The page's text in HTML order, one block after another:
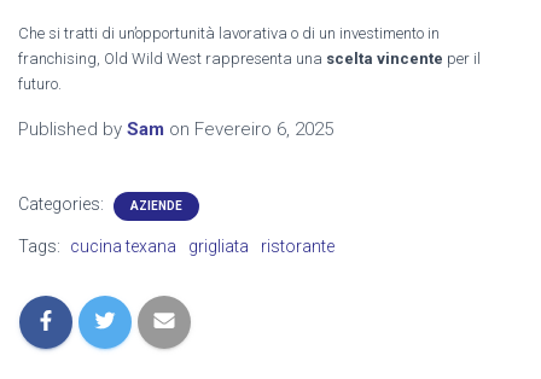
Che si tratti di un’opportunità lavorativa o di un investimento in
franchising, Old Wild West rappresenta una scelta vincente per il
futuro.
Published by Sam on Fevereiro 6, 2025
Categories: AZIENDE
Tags: cucina texana grigliata ristorante